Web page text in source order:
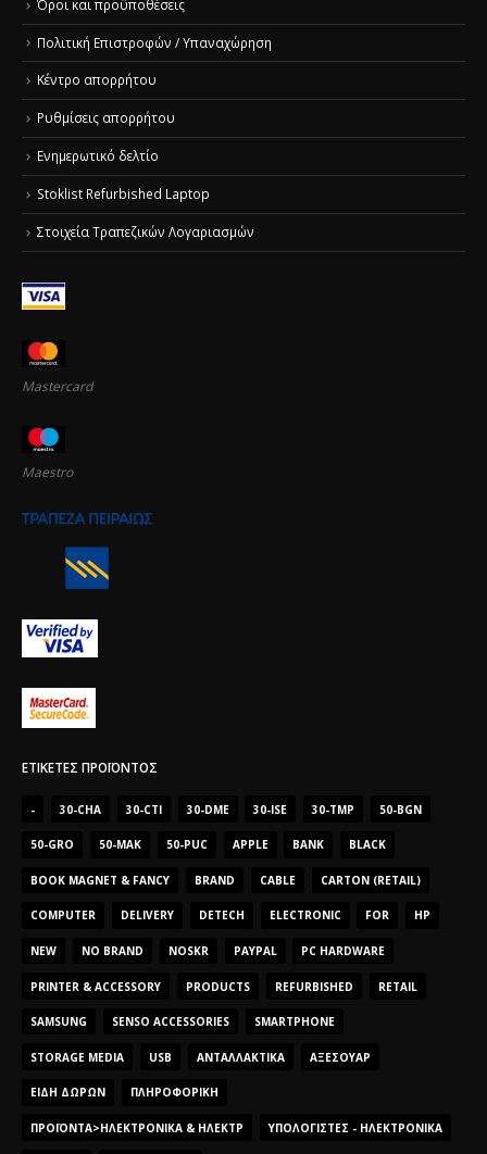
Όροι και προϋποθέσεις
Πολιτική Επιστροφών / Υπαναχώρηση
Κέντρο απορρήτου
Ρυθμίσεις απορρήτου
Ενημερωτικό δελτίο
Stoklist Refurbished Laptop
Στοιχεία Τραπεζικών Λογαριασμών
Mastercard
Maestro
ΕΤΙΚΈΤΕΣ ΠΡΟΪΌΝΤΟΣ
- 30-CHA 30-CTI 30-DME 30-ISE 30-TMP 50-BGN
50-GRO 50-MAK 50-PUC APPLE BANK BLACK
BOOK MAGNET & FANCY BRAND CABLE CARTON (RETAIL)
COMPUTER DELIVERY DETECH ELECTRONIC FOR HP
NEW NO BRAND NOSKR PAYPAL PC HARDWARE
PRINTER & ACCESSORY PRODUCTS REFURBISHED RETAIL
SAMSUNG SENSO ACCESSORIES SMARTPHONE
STORAGE MEDIA USB ΑΝΤΑΛΛΑΚΤΙΚΆ ΑΞΕΣΟΥΆΡ
ΕΊΔΗ ΔΏΡΩΝ ΠΛΗΡΟΦΟΡΙΚΉ
ΠΡΟΪΌΝΤΑ>ΗΛΕΚΤΡΟΝΙΚΆ & ΗΛΕΚΤΡ ΥΠΟΛΟΓΙΣΤΈΣ - ΗΛΕΚΤΡΟΝΙΚΆ